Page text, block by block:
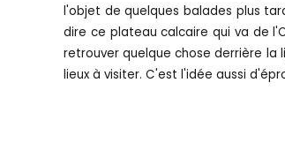
l'objet de quelques balades plus
dire ce plateau calcaire qui va de
retrouver quelque chose derrière la
lieux à visiter. C'est l'idée aussi